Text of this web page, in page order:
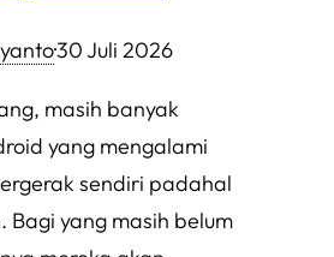
·30 Juli 2026
masih banyak
yang mengalami
sendiri padahal
Bagi yang masih belum